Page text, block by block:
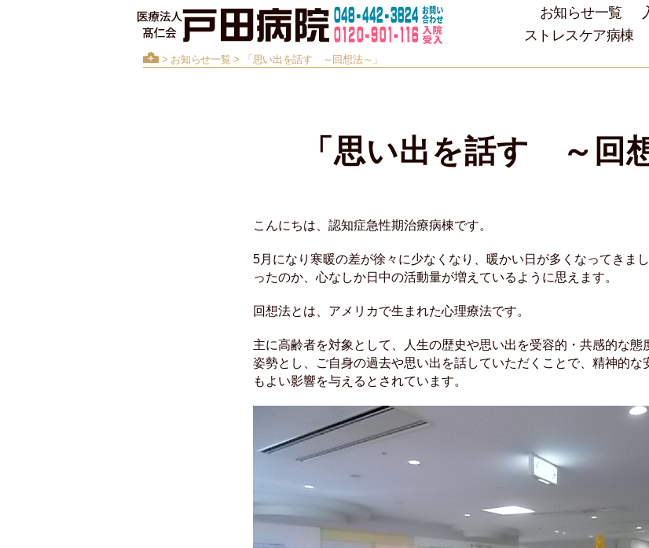
お知らせ一覧
ストレスケア病棟
> お知らせ一覧 > 「思い出を話す ～回想法～」
「思い出を話す ～回
こんにちは、認知症急性期治療病棟です。
5月になり寒暖の差が徐々に少なくなり、暖かい日が多くなってきま
ったのか、心なしか日中の活動量が増えているように思えます。
回想法とは、アメリカで生まれた心理療法です。
主に高齢者を対象として、人生の歴史や思い出を受容的・共感的な態
姿勢とし、ご自身の過去や思い出を話していただくことで、精神的な
もよい影響を与えるとされています。